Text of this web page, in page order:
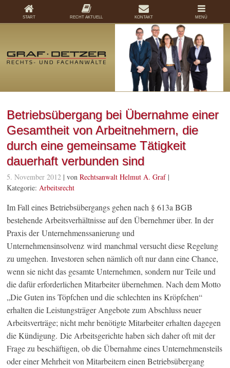
Betriebsübergang bei Übernahme einer
Gesamtheit von Arbeitnehmern, die
durch eine gemeinsame Tätigkeit
dauerhaft verbunden sind
5. November 2012 | vonRechtsanwalt Helmut A. Graf|
Kategorie:Arbeitsrecht
Im Fall eines Betriebsübergangs gehen nach § 613a BGB
bestehende Arbeitsverhältnisse auf den Übernehmer über. In der
Praxis der Unternehmenssanierung und
Unternehmensinsolvenz wird manchmal versucht diese Regelung
zu umgehen. Investoren sehen nämlich oft nur dann eine Chance,
wenn sie nicht das gesamte Unternehmen, sondern nur Teile und
die dafür erforderlichen Mitarbeiter übernehmen. Nach dem Motto
„Die Guten ins Töpfchen und die schlechten ins Kröpfchen“
erhalten die Leistungsträger Angebote zum Abschluss neuer
Arbeitsverträge; nicht mehr benötigte Mitarbeiter erhalten dagegen
die Kündigung. Die Arbeitsgerichte haben sich daher oft mit der
Frage zu beschäftigen, ob die Übernahme eines Unternehmensteils
oder einer Mehrheit von Mitarbeitern einen Betriebsübergang
START RECHT AKTUELL KONTAKT MENÜ